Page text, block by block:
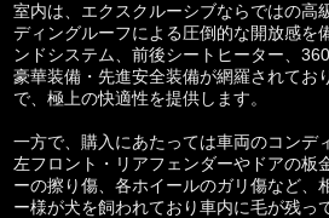
室内は、エクスクルーシブならではの高
ディングルーフによる圧倒的な開放感を
ンドシステム、前後シートヒーター、
豪華装備・先進安全装備が網羅されてお
で、極上の快適性を提供します。
一方で、購入にあたっては車両のコンデ
左フロント・リアフェンダーやドアの
ーの擦り傷、各ホイールのガリ傷など、
ー様が犬を飼われており車内に毛が残